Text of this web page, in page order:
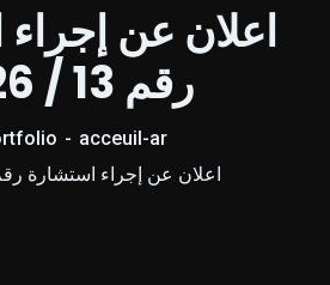
اعلان عن
رقم 13 / 2026
acceuil-ar
اعلان عن إجراء استشارة رقم 13 /